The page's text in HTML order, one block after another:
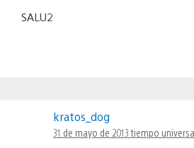
SALU2
kratos_dog
31 de mayo de 2013 tiempo